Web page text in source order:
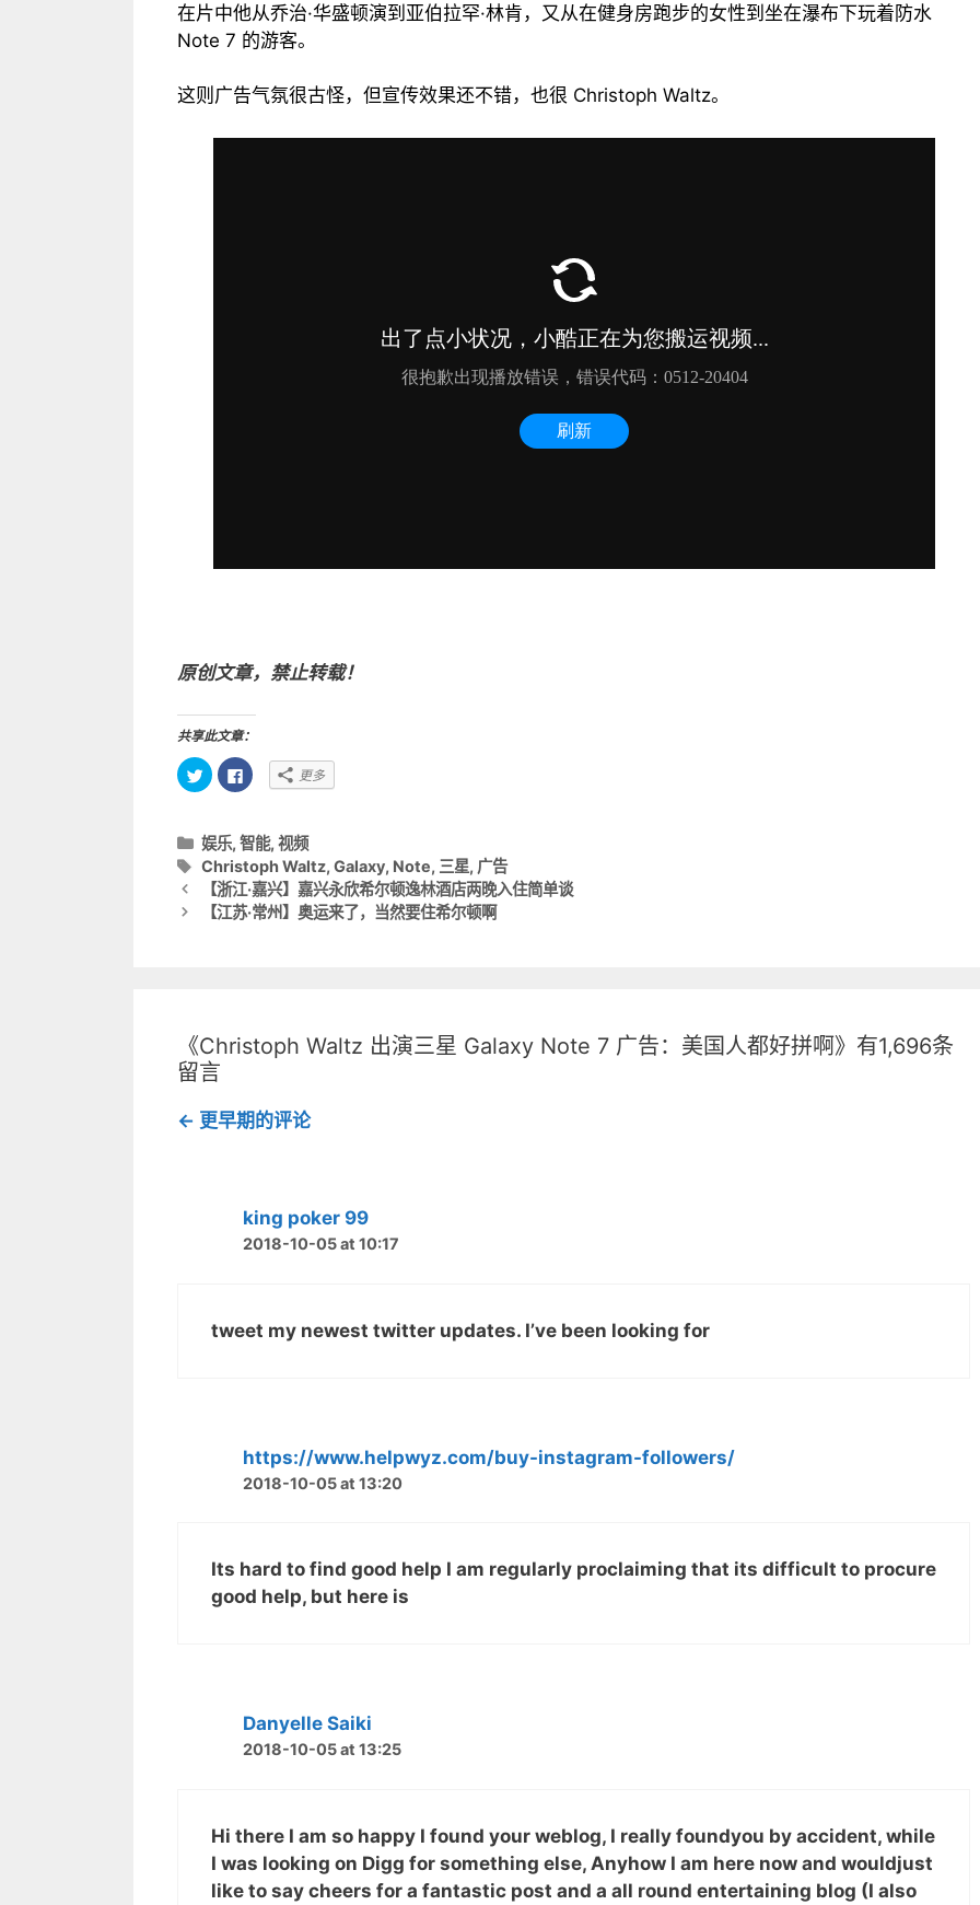
在片中他从乔治·华盛顿演到亚伯拉罕·林肯，又从在健身房跑步的女性到坐在瀑布下玩着防水
Note 7 的游客。
这则广告气氛很古怪，但宣传效果还不错，也很 Christoph Waltz。
原创文章，禁止转载！
共享此文章：
点
击
w
i
t
t
上
打
开
）
点
击
a
c
e
b
o
o
k
打
开
更多
分
类
目
录
娱乐, 智能, 视频
标
签
Christoph Waltz, Galaxy, Note, 三星, 广告
文
章
【浙江·嘉兴】嘉兴永欣希尔顿逸林酒店两晚入住简单谈
【江苏·常州】奥运来了，当然要住希尔顿啊
《Christoph Waltz 出演三星 Galaxy Note 7 广告：美国人都好拼啊》有1,696条
留言
评
← 更早期的评论
king poker 99
2018-10-05 at 10:17
tweet my newest twitter updates. I’ve been looking for
https://www.helpwyz.com/buy-instagram-followers/
2018-10-05 at 13:20
Its hard to find good help I am regularly proclaiming that its difficult to procure
good help, but here is
Danyelle Saiki
2018-10-05 at 13:25
Hi there I am so happy I found your weblog, I really foundyou by accident, while
I was looking on Digg for something else, Anyhow I am here now and wouldjust
like to say cheers for a fantastic post and a all round entertaining blog (I also